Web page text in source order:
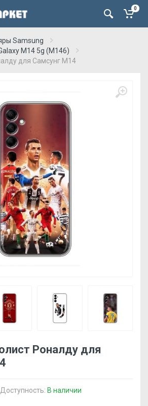
0
Samsung
M14 5g (M146)
для Самсунг М14
Роналду для
Доступность: В наличии